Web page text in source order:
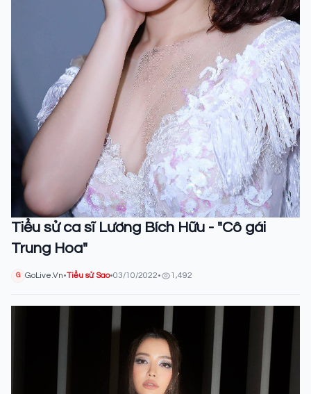
Tiểu sử ca sĩ Lương Bích Hữu - "Cô gái
Trung Hoa"
G GoLive.Vn•Tiểu sử Sao•03/10/2022• 1,492